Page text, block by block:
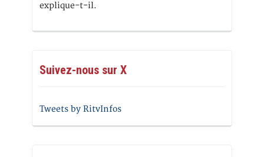
explique-t-il.
Suivez-nous sur X
Tweets by RitvInfos